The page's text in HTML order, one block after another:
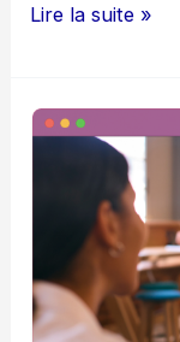
Lire la suite »
Éviter
échanges